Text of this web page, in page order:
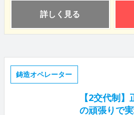
詳しく見る
鋳造オペレーター
【2交代制
の頑張りで